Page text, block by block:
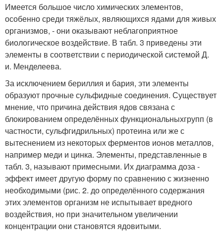
Имеется большое число химических элементов,
особенно среди тяжёлых, являющихся ядами для живых
организмов, - они оказывают неблагоприятное
биологическое воздействие. В табл. 3 приведены эти
элементы в соответствии с периодической системой Д.
и. Менделеева.
За исключением бериллия и бария, эти элементы
образуют прочные сульфидные соединения. Существует
мнение, что причина действия ядов связана с
блокированием определённых функциональныхгрупп (в
частности, сульфгидрильных) протеина или же с
вытеснением из некоторых ферментов ионов металлов,
например меди и цинка. Элементы, представленные в
табл. 3, называют примесными. Их диаграмма доза -
эффект имеет другую форму по сравнению с жизненно
необходимыми (рис. 2. до определённого содержания
этих элементов организм не испытывает вредного
воздействия, но при значительном увеличении
концентрации они становятся ядовитыми.